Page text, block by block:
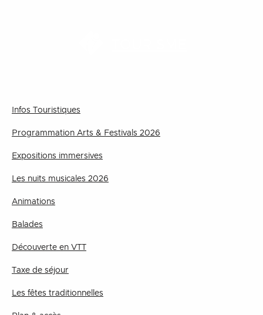
Infos Touristiques
Programmation Arts & Festivals 2026
Expositions immersives
Les nuits musicales 2026
Animations
Balades
Découverte en VTT
Taxe de séjour
Les fêtes traditionnelles